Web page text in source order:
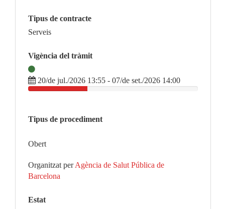
Tipus de contracte
Serveis
Vigència del tràmit
20/de jul./2026 13:55 - 07/de set./2026 14:00
Tipus de procediment
Obert
Organitzat per Agència de Salut Pública de
Barcelona
Estat